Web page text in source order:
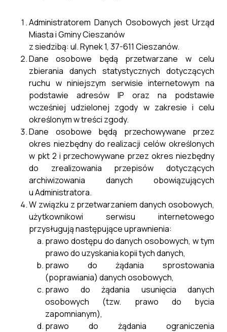
Administratorem Danych Osobowych jest Urząd
Miasta i Gminy Cieszanów
z siedzibą: ul. Rynek 1, 37-611 Cieszanów.
Dane osobowe będą przetwarzane w celu
zbierania danych statystycznych dotyczących
ruchu w niniejszym serwisie internetowym na
podstawie adresów IP oraz na podstawie
wcześniej udzielonej zgody w zakresie i celu
określonym w treści zgody.
Dane osobowe będą przechowywane przez
okres niezbędny do realizacji celów określonych
w pkt 2 i przechowywane przez okres niezbędny
do zrealizowania przepisów dotyczących
archiwizowania danych obowiązujących
u Administratora.
W związku z przetwarzaniem danych osobowych,
użytkownikowi serwisu internetowego
przysługują następujące uprawnienia:
prawo dostępu do danych osobowych, w tym
prawo do uzyskania kopii tych danych,
prawo do żądania sprostowania
(poprawiania) danych osobowych,
prawo do żądania usunięcia danych
osobowych (tzw. prawo do bycia
zapomnianym),
prawo do żądania ograniczenia